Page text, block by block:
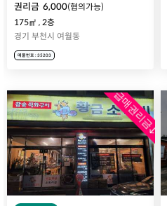
권리금 6,000(협의가능)
175㎡ , 2층
경기 부천시 여월동
매물번호 : 35203
급매권리금↓